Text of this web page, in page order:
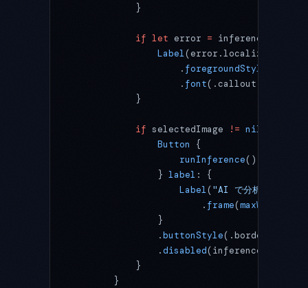
            }
            if
let error =
                Label
                    .
foregroundStyle
                    .
font(.callout)
            }
            if
selectedImage != nil
                Button
{
                    runInference
()
                }
label : {
                    Label
("AI で分析する"
                        .
frame(maxWidth
                }
                .
buttonStyle
                .
disabled
            }
        }